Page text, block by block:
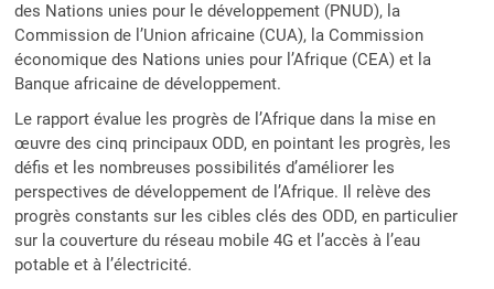
des Nations unies pour le développement (PNUD), la
Commission de l’Union africaine (CUA), la Commission
économique des Nations unies pour l’Afrique (CEA) et la
Banque africaine de développement.
Le rapport évalue les progrès de l’Afrique dans la mise en
œuvre des cinq principaux ODD, en pointant les progrès, les
défis et les nombreuses possibilités d’améliorer les
perspectives de développement de l’Afrique. Il relève des
progrès constants sur les cibles clés des ODD, en particulier
sur la couverture du réseau mobile 4G et l’accès à l’eau
potable et à l’électricité.